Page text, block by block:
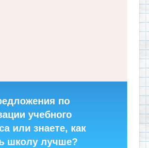
по
учебного
или знаете, как
школу лучше?